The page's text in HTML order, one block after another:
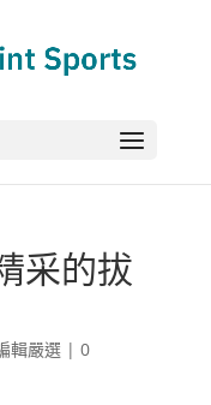
采的拔
輯嚴選| 0